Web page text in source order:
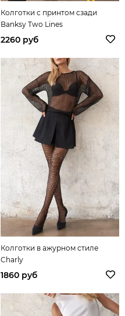
Колготки с принтом сзади
Banksy Two Lines
2260 руб
Колготки в ажурном стиле
Charly
1860 руб